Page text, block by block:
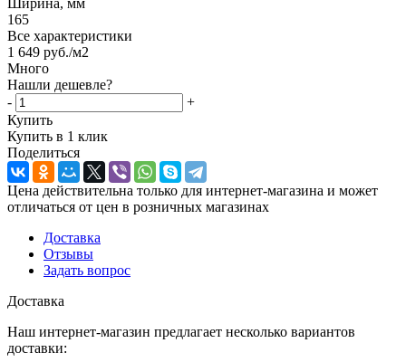
165
Все характеристики
1 649 руб./м2
Много
Нашли дешевле?
-
+
Купить
Купить в 1 клик
Поделиться
Цена действительна только для интернет-магазина и может
отличаться от цен в розничных магазинах
Доставка
Отзывы
Задать вопрос
Доставка
Наш интернет-магазин предлагает несколько вариантов
доставки: